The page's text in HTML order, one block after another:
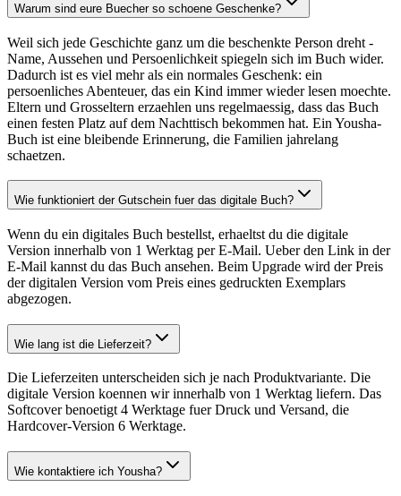
Warum sind eure Buecher so schoene Geschenke?
Weil sich jede Geschichte ganz um die beschenkte Person dreht -
Name, Aussehen und Persoenlichkeit spiegeln sich im Buch wider.
Dadurch ist es viel mehr als ein normales Geschenk: ein
persoenliches Abenteuer, das ein Kind immer wieder lesen moechte.
Eltern und Grosseltern erzaehlen uns regelmaessig, dass das Buch
einen festen Platz auf dem Nachttisch bekommen hat. Ein Yousha-
Buch ist eine bleibende Erinnerung, die Familien jahrelang
schaetzen.
Wie funktioniert der Gutschein fuer das digitale Buch?
Wenn du ein digitales Buch bestellst, erhaeltst du die digitale
Version innerhalb von 1 Werktag per E-Mail. Ueber den Link in der
E-Mail kannst du das Buch ansehen. Beim Upgrade wird der Preis
der digitalen Version vom Preis eines gedruckten Exemplars
abgezogen.
Wie lang ist die Lieferzeit?
Die Lieferzeiten unterscheiden sich je nach Produktvariante. Die
digitale Version koennen wir innerhalb von 1 Werktag liefern. Das
Softcover benoetigt 4 Werktage fuer Druck und Versand, die
Hardcover-Version 6 Werktage.
Wie kontaktiere ich Yousha?